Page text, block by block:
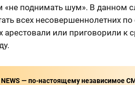
«не поднимать шум». В данном
всех несовершеннолетних
арестовали или приговорили к
NEWS — по-настоящему независимое